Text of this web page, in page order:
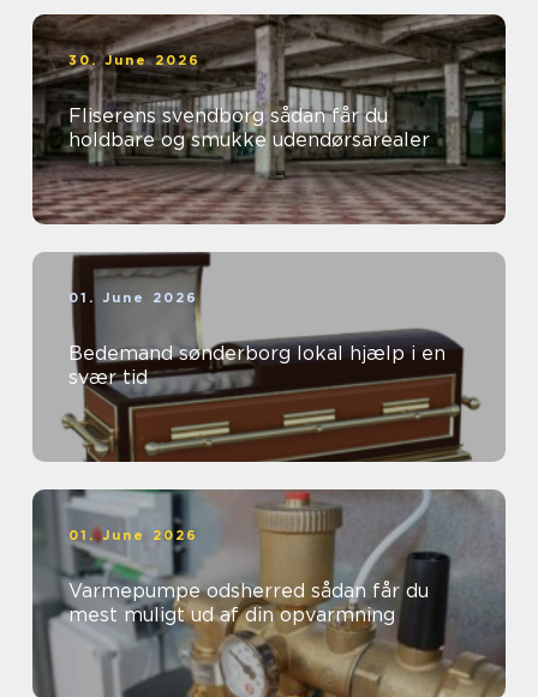
30. June 2026
Fliserens svendborg sådan får du
holdbare og smukke udendørsarealer
01. June 2026
Bedemand sønderborg lokal hjælp i en
svær tid
01. June 2026
Varmepumpe odsherred sådan får du
mest muligt ud af din opvarmning